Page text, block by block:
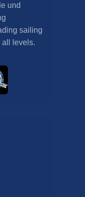
und
sailing
all levels.